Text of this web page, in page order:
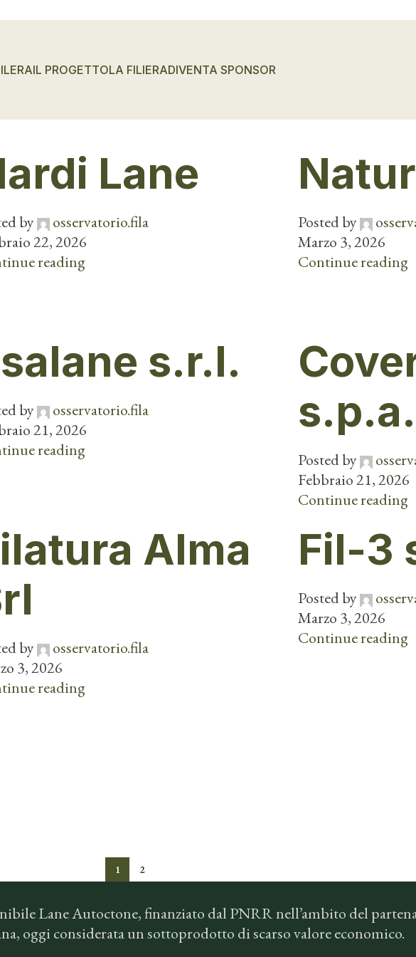
IL PROGETTOLA FILIERADIVENTA SPONSOR
Lane
by
osservatorio.fila
22, 2026
reading
Posted by
Marzo 3, 2026
Continue reading
s.r.l.
by
osservatorio.fila
21, 2026
reading
s.p.a.
Posted by
Febbraio 21, 2026
Continue reading
Alma
by
osservatorio.fila
3, 2026
reading
Fil-3
Posted by
Marzo 3, 2026
Continue reading
1 2
Lane Autoctone, finanziato dal PNRR nell’ambito del
oggi considerata un sottoprodotto di scarso valore economico.